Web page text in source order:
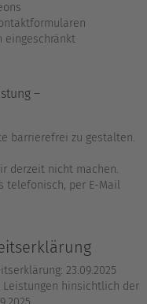
eingeschränkt
–
barrierefrei zu gestalten.
derzeit nicht machen.
telefonisch, per E-Mail
23.09.2025
Leistungen hinsichtlich der